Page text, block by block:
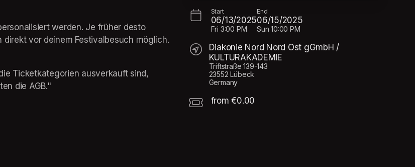
werden. Je früher desto
vor deinem Festivalbesuch möglich.
Ticketkategorien ausverkauft sind,
die AGB."
Start
06/13/2025
Fri 3:00 PM
End
06/15/2025
Sun 10:00 PM
Diakonie Nord Nord Ost gGmbH /
KULTURAKADEMIE
Triftstraße 139-143
23552 Lübeck
Germany
from €0.00